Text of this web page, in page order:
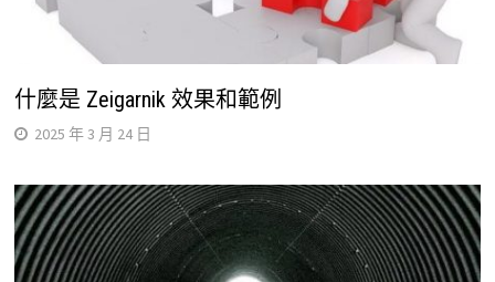
什麼是 Zeigarnik 效果和範例
2025 年 3 月 24 日